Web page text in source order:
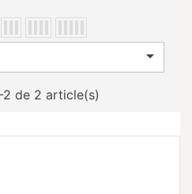

de 2 article(s)